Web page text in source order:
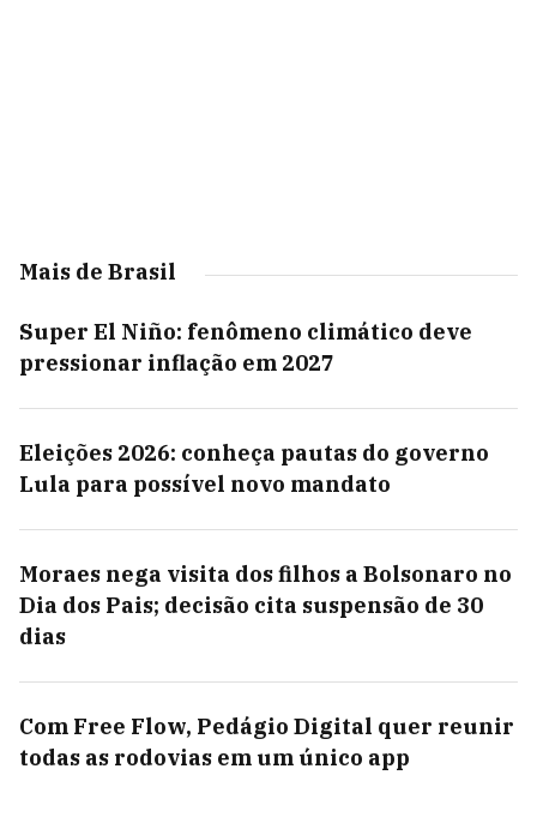
Mais de Brasil
Super El Niño: fenômeno climático deve
pressionar inflação em 2027
Eleições 2026: conheça pautas do governo
Lula para possível novo mandato
Moraes nega visita dos filhos a Bolsonaro no
Dia dos Pais; decisão cita suspensão de 30
dias
Com Free Flow, Pedágio Digital quer reunir
todas as rodovias em um único app